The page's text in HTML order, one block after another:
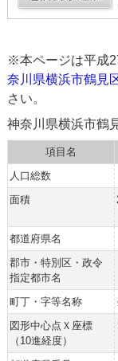
※本ページは平成
奈川県横浜市鶴見
さい。
神奈川県横浜市鶴
項目名
人口総数
面積
都道府県名
郡市・特別区・政令
指定都市名
町丁・字等名称
図形中心点Ｘ座標
（10進経度）